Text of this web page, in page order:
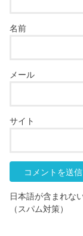
名前
メール
サイト
日本語が含まれな
（スパム対策）